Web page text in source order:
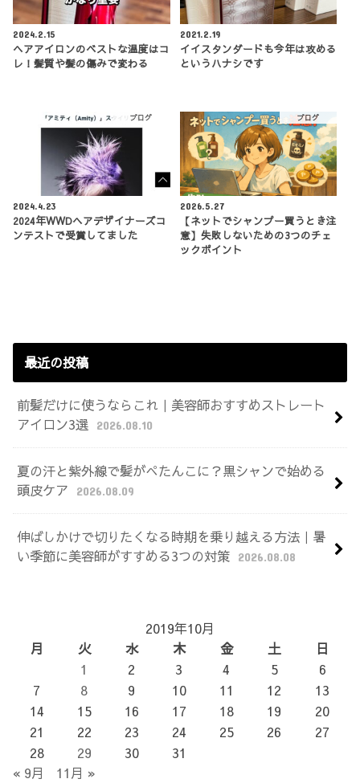
2024.2.15
ヘアアイロンのベストな温度はコ
レ！髪質や髪の傷みで変わる
2021.2.19
イイスタンダードも今年は攻める
というハナシです
ブログ
2024.4.23
2024年WWDヘアデザイナーズコ
ンテストで受賞してました
ブログ
2026.5.27
【ネットでシャンプー買うとき注
意】失敗しないための3つのチェ
ックポイント
最近の投稿
前髪だけに使うならこれ｜美容師おすすめストレート
アイロン3選
2026.08.10
夏の汗と紫外線で髪がぺたんこに？黒シャンで始める
頭皮ケア
2026.08.09
伸ばしかけで切りたくなる時期を乗り越える方法｜暑
い季節に美容師がすすめる3つの対策
2026.08.08
2019年10月
月
火 水 木 金 土
日
1
2 3 4 5
6
7
8 9 10 11 12
13
14
15 16 17 18 19
20
21
22 23 24 25 26
27
28
29 30
31
« 9月
11月 »